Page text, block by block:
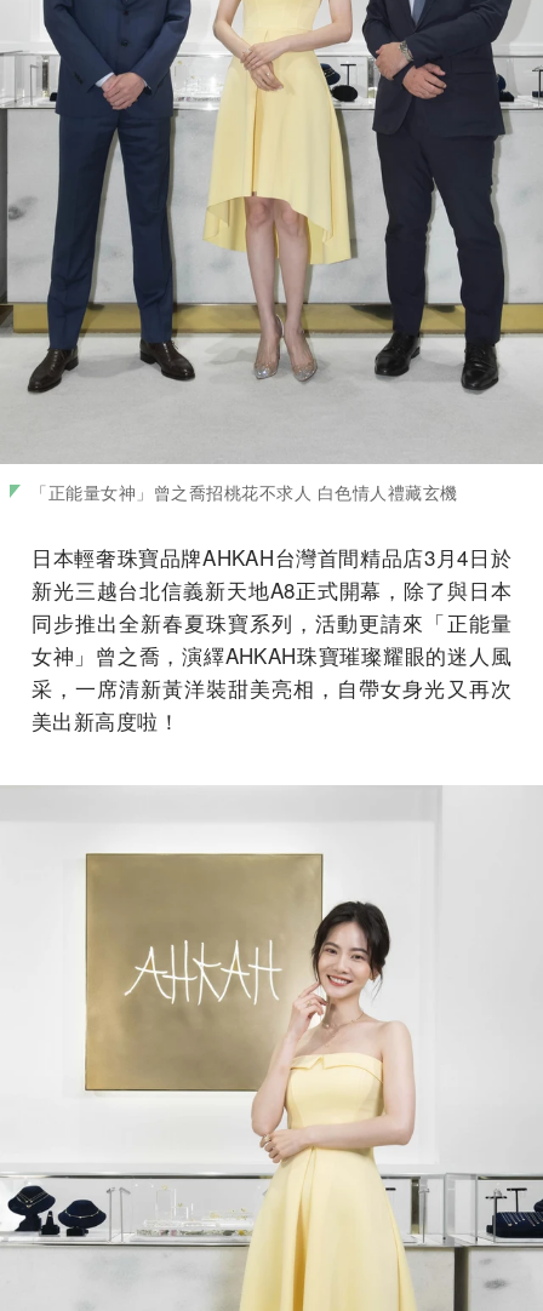
「正能量女神」曾之喬招桃花不求人 白色情人禮藏玄機
日本輕奢珠寶品牌AHKAH台灣首間精品店3月4日於
新光三越台北信義新天地A8正式開幕，除了與日本
同步推出全新春夏珠寶系列，活動更請來「正能量
女神」曾之喬，演繹AHKAH珠寶璀璨耀眼的迷人風
采，一席清新黃洋裝甜美亮相，自帶女身光又再次
美出新高度啦！